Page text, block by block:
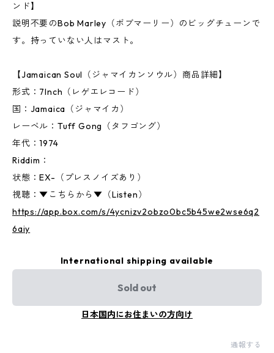
ンド】
説明不要のBob Marley（ボブマーリー）のビッグチューンで
す。持っていない人はマスト。
【Jamaican Soul（ジャマイカンソウル）商品詳細】
形式：7Inch（レゲエレコード）
国：Jamaica（ジャマイカ）
レーベル：Tuff Gong（タフゴング）
年代：1974
Riddim：
状態：EX-（プレスノイズあり）
視聴：▼こちらから▼（Listen）
https://app.box.com/s/4ycnizv2obzo0bc5b45we2wse6q2
6aiy
International shipping available
Sold out
日本国内にお住まいの方向け
通報する